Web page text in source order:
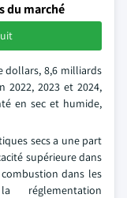
du marché
dollars, 8,6 milliards
2023 et 2024,
en sec et humide,
secs a une part
supérieure dans
dans les
réglementation